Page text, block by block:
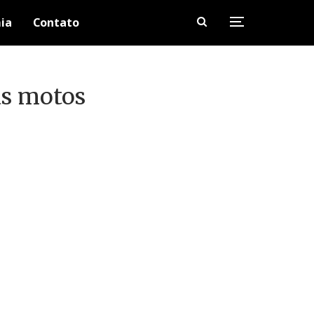
Contato
motos